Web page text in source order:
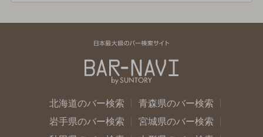
北海道のバー検索
青森県のバー検索
岩手県のバー検索
宮城県のバー検索